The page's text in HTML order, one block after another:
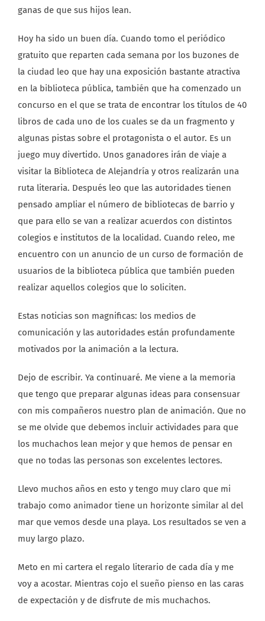
ganas de que sus hijos lean.
Hoy ha sido un buen día. Cuando tomo el periódico
gratuito que reparten cada semana por los buzones de
la ciudad leo que hay una exposición bastante atractiva
en la biblioteca pública, también que ha comenzado un
concurso en el que se trata de encontrar los títulos de 40
libros de cada uno de los cuales se da un fragmento y
algunas pistas sobre el protagonista o el autor. Es un
juego muy divertido. Unos ganadores irán de viaje a
visitar la Biblioteca de Alejandría y otros realizarán una
ruta literaria. Después leo que las autoridades tienen
pensado ampliar el número de bibliotecas de barrio y
que para ello se van a realizar acuerdos con distintos
colegios e institutos de la localidad. Cuando releo, me
encuentro con un anuncio de un curso de formación de
usuarios de la biblioteca pública que también pueden
realizar aquellos colegios que lo soliciten.
Estas noticias son magnificas: los medios de
comunicación y las autoridades están profundamente
motivados por la animación a la lectura.
Dejo de escribir. Ya continuaré. Me viene a la memoria
que tengo que preparar algunas ideas para consensuar
con mis compañeros nuestro plan de animación. Que no
se me olvide que debemos incluir actividades para que
los muchachos lean mejor y que hemos de pensar en
que no todas las personas son excelentes lectores.
Llevo muchos años en esto y tengo muy claro que mi
trabajo como animador tiene un horizonte similar al del
mar que vemos desde una playa. Los resultados se ven a
muy largo plazo.
Meto en mi cartera el regalo literario de cada día y me
voy a acostar. Mientras cojo el sueño pienso en las caras
de expectación y de disfrute de mis muchachos.